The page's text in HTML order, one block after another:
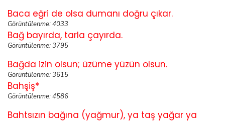
Baca eğri de olsa dumanı doğru çıkar.
Görüntülenme: 4033
Bağ bayırda, tarla çayırda.
Görüntülenme: 3795
Bağda izin olsun; üzüme yüzün olsun.
Görüntülenme: 3615
Bahşiş*
Görüntülenme: 4586
Bahtsızın bağına (yağmur), ya taş yağar ya